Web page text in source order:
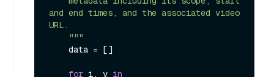
and end times, and the associated video
URL.
    """
for i, v in